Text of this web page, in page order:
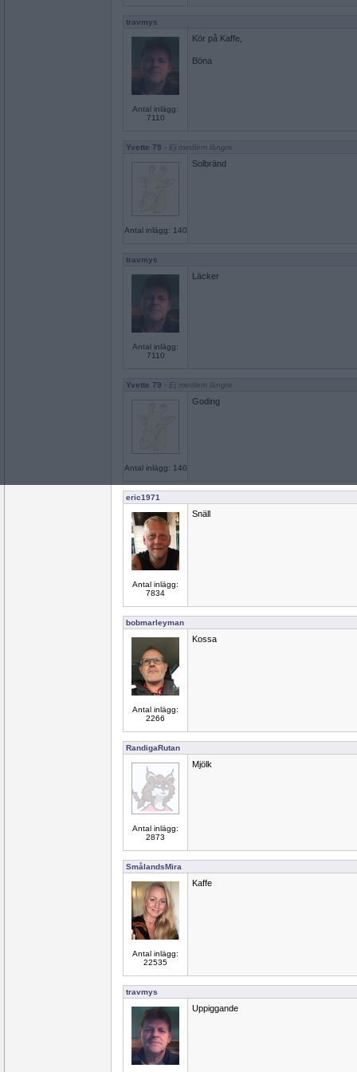
travmys
Antal inlägg:
7110
Kör på Kaffe,
Böna
Yvette 79 - Ej medlem längre
Antal inlägg: 140
Solbränd
travmys
Antal inlägg:
7110
Läcker
Yvette 79 - Ej medlem längre
Antal inlägg: 140
Goding
eric1971
Antal inlägg:
7834
Snäll
bobmarleyman
Antal inlägg:
2266
Kossa
RandigaRutan
Antal inlägg:
2873
Mjölk
SmålandsMira
Antal inlägg:
22535
Kaffe
travmys
Uppiggande